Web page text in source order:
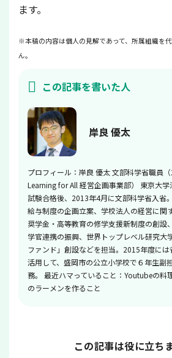
ます。
※本稿の内容は個人の見解であって、所属組織を
ん。
この記事を書いた人
岸良 優太
プロフィール：岸良 優太 文部科学省職員
Learning for All 経営企画事業部） 東京大
試験合格後、2013年4月に文部科学省入省
給与制度の企画立案、学校法人の経営に関
奨学金・高等教育の修学支援新制度の創設
学官連携の振興、世界トップレベル研究大
ファンド」創設などを担当。2015年度に
活用して、盛岡市の公立小学校で６年生副
務。 最近ハマっていること：Youtubeの料
のラーメンを作ること
この記事は役に立ち